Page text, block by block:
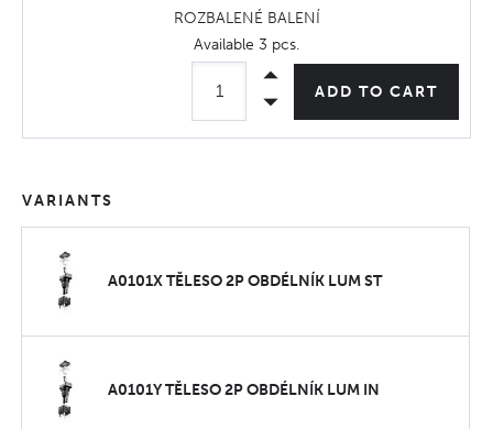
ROZBALENÉ BALENÍ
Available 3 pcs.
ADD TO CART
VARIANTS
A0101X TĚLESO 2P OBDÉLNÍK LUM ST
A0101Y TĚLESO 2P OBDÉLNÍK LUM IN